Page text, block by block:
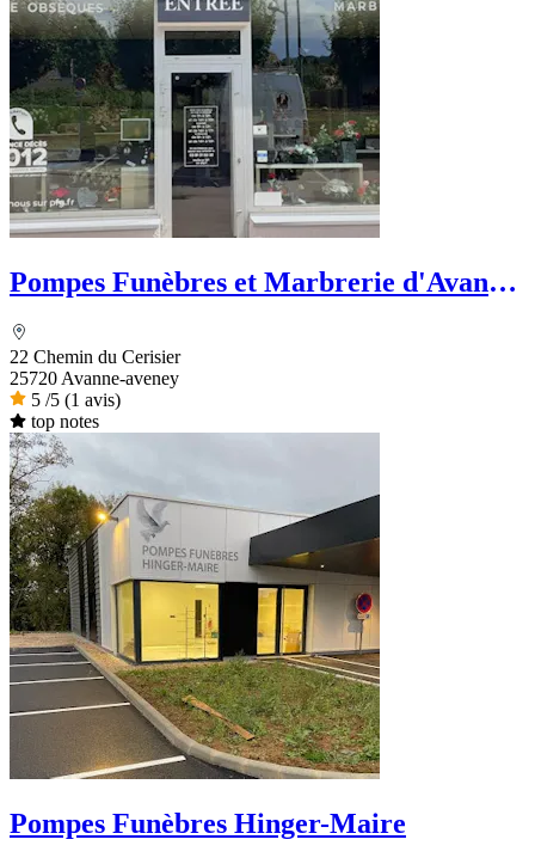
Pompes Funèbres et Marbrerie d'Avanne
22 Chemin du Cerisier
25720 Avanne-aveney
5 /5 (1 avis)
top notes
Pompes Funèbres Hinger-Maire